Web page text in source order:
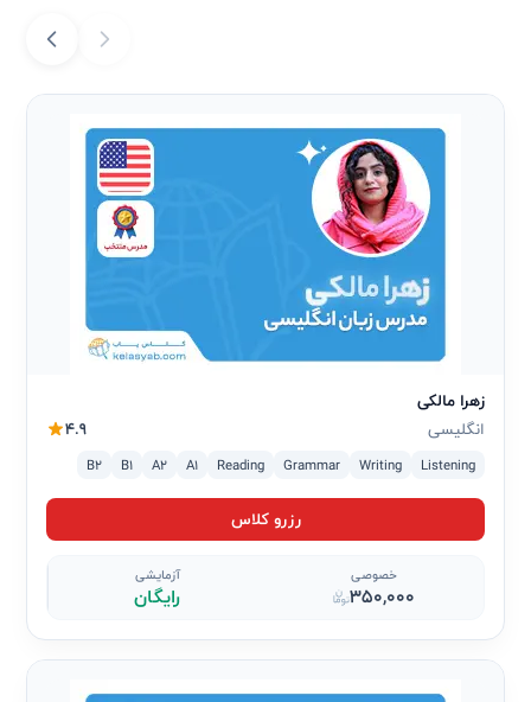
زهرا مالکی
انگلیسی
4.9
Listening
Writing
Grammar
Reading
A1
A2
B1
B2
رزرو کلاس
خصوصی
350,000
آزمایشی
رایگان